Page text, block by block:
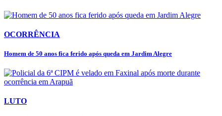
OCORRÊNCIA
Homem de 50 anos fica ferido após queda em Jardim Alegre
LUTO